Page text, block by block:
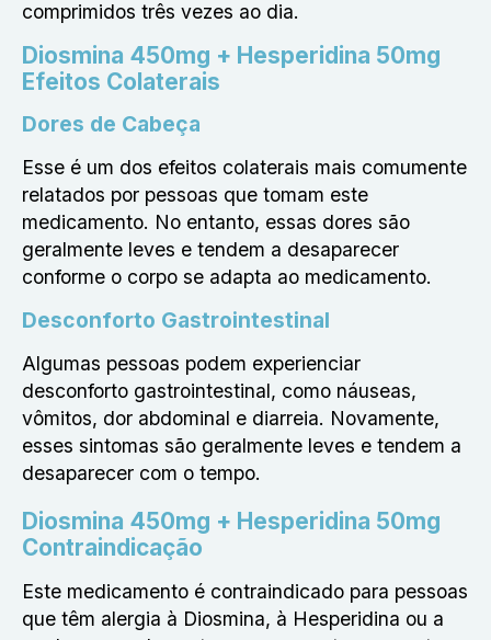
comprimidos três vezes ao dia.
Diosmina 450mg + Hesperidina 50mg
Efeitos Colaterais
Dores de Cabeça
Esse é um dos efeitos colaterais mais comumente
relatados por pessoas que tomam este
medicamento. No entanto, essas dores são
geralmente leves e tendem a desaparecer
conforme o corpo se adapta ao medicamento.
Desconforto Gastrointestinal
Algumas pessoas podem experienciar
desconforto gastrointestinal, como náuseas,
vômitos, dor abdominal e diarreia. Novamente,
esses sintomas são geralmente leves e tendem a
desaparecer com o tempo.
Diosmina 450mg + Hesperidina 50mg
Contraindicação
Este medicamento é contraindicado para pessoas
que têm alergia à Diosmina, à Hesperidina ou a